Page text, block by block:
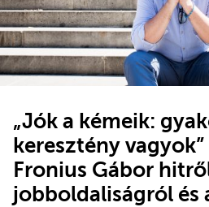
„Jók a kémeik:
keresztény
Fronius Gábor
jobboldaliságról és